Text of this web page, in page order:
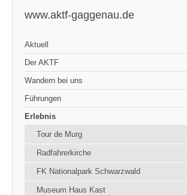
www.aktf-gaggenau.de
Aktuell
Der AKTF
Wandern bei uns
Führungen
Erlebnis
Tour de Murg
Radfahrerkirche
FK Nationalpark Schwarzwald
Museum Haus Kast